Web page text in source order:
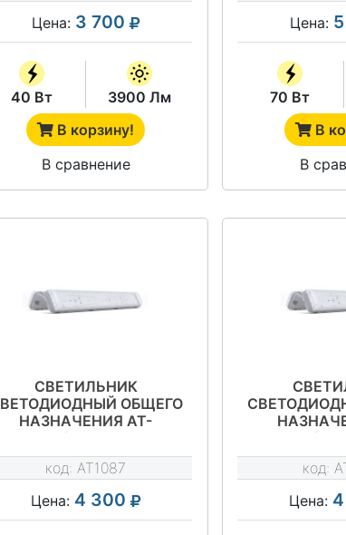
Цена: 3 700
40 Вт
3900 Лм
В корзину!
В сравнение
Цена:
70 Вт
В
В
СВЕТИЛЬНИК
ОБЩЕГО
НАЗНАЧЕНИЯ АТ-
ССО-42/55 СЕРИЯ АТ-
ССО-42
код: AT1087
Цена: 4 300
ССО-42/55-
код:
Цена: